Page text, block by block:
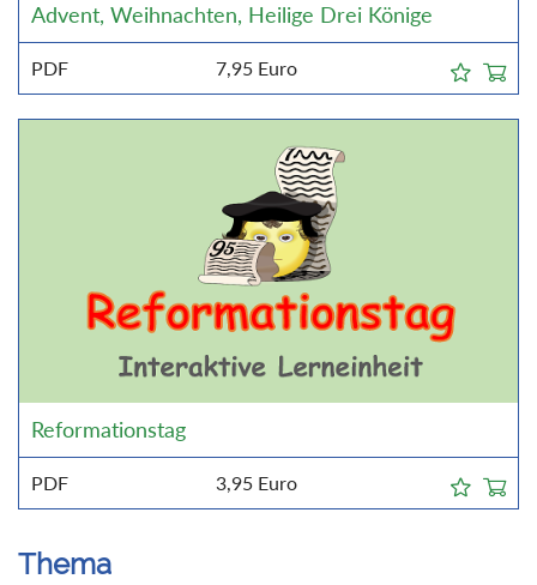
Advent, Weihnachten, Heilige Drei Könige
PDF 7,95 Euro
Reformationstag
PDF 3,95 Euro
Thema